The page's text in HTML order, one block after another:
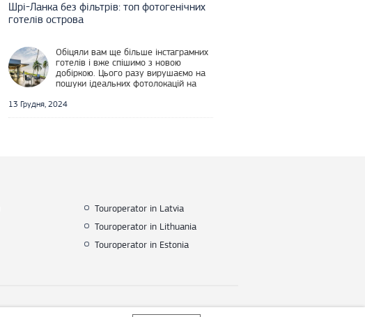
Шрі-Ланка без фільтрів: топ фотогенічних
готелів острова
Обіцяли вам ще більше інстаграмних
готелів і вже спішимо з новою
добіркою. Цього разу вирушаємо на
пошуки ідеальних фотолокацій на
океан та екзотика, фотосесія на
гольф-полі, як
13 Грудня, 2024
Touroperator in Latvia
Touroperator in Lithuania
Touroperator in Estonia